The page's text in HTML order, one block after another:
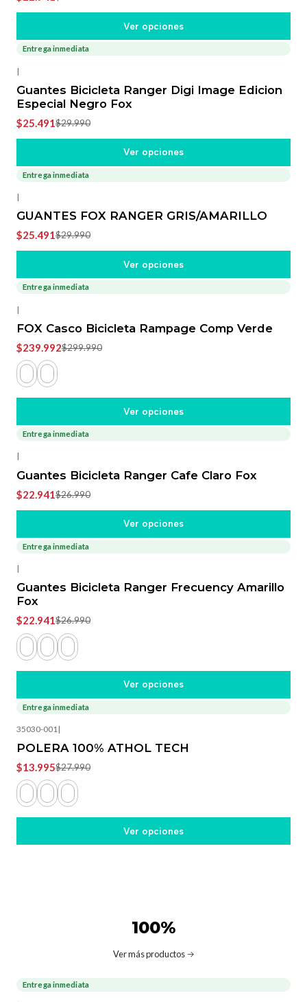
Ver opciones
Entrega inmediata
|
Guantes Bicicleta Ranger Digi Image Edicion
Especial Negro Fox
$25.491$29.990
Ver opciones
-15%
Entrega inmediata
|
GUANTES FOX RANGER GRIS/AMARILLO
$25.491$29.990
Ver opciones
Entrega inmediata
|
FOX Casco Bicicleta Rampage Comp Verde
$239.992$299.990
Ver opciones
Entrega inmediata
|
Guantes Bicicleta Ranger Cafe Claro Fox
$22.941$26.990
Ver opciones
-15%
Entrega inmediata
|
Guantes Bicicleta Ranger Frecuency Amarillo
Fox
$22.941$26.990
Ver opciones
-50%
Entrega inmediata
35030-001 |
POLERA 100% ATHOL TECH
$13.995$27.990
Ver opciones
100%
Ver más productos
Entrega inmediata